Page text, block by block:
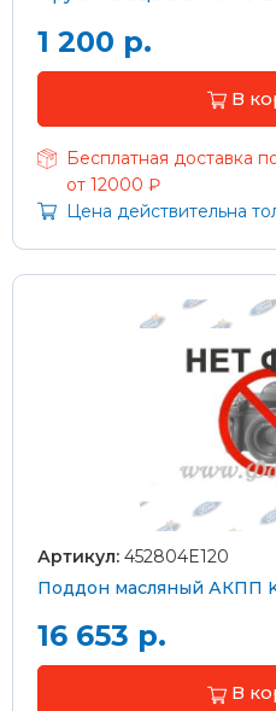
1 200 р.
В
Бесплатная доставка
от 12000 ₽
Цена действительна
Артикул: 452804E120
Поддон масляный АКПП
16 653 р.
В